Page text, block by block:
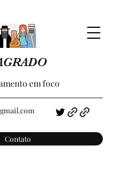
em foco
Contato